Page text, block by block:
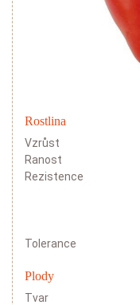
Rostlina
Vzrůst
Ranost
Rezistence
Tolerance
Plody
Tvar